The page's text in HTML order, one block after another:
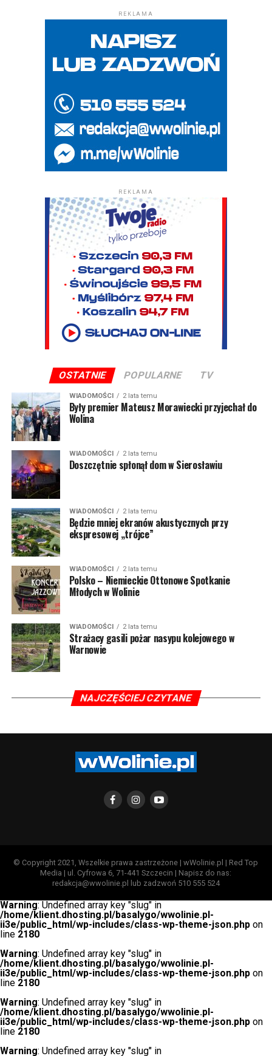
REKLAMA
REKLAMA
OSTATNIE POPULARNE TV
WIADOMOŚCI 2 lata temu
Były premier Mateusz Morawiecki przyjechał do
Wolina
WIADOMOŚCI 2 lata temu
Doszczętnie spłonął dom w Sierosławiu
WIADOMOŚCI 2 lata temu
Będzie mniej ekranów akustycznych przy
ekspresowej „trójce”
WIADOMOŚCI 2 lata temu
Polsko – Niemieckie Ottonowe Spotkanie
Młodych w Wolinie
WIADOMOŚCI 2 lata temu
Strażacy gasili pożar nasypu kolejowego w
Warnowie
NAJCZĘŚCIEJ CZYTANE
© Copyright 2021, Wszelkie prawa zastrzeżone | wWolinie.pl | Red Top
Media | ul. Cyfrowa 6, 71-441 Szczecin | Napisz do nas:
redakcja@wwolinie.pl lub zadzwoń 510 555 524
Warning: Undefined array key "slug" in
/home/klient.dhosting.pl/basalygo/wwolinie.pl-
ii3e/public_html/wp-includes/class-wp-theme-json.php on
line 2180
Warning: Undefined array key "slug" in
/home/klient.dhosting.pl/basalygo/wwolinie.pl-
ii3e/public_html/wp-includes/class-wp-theme-json.php on
line 2180
Warning: Undefined array key "slug" in
/home/klient.dhosting.pl/basalygo/wwolinie.pl-
ii3e/public_html/wp-includes/class-wp-theme-json.php on
line 2180
Warning: Undefined array key "slug" in